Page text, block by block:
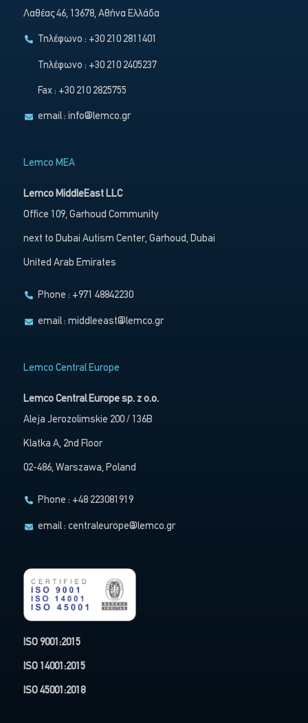
Λαθέας 46, 13678, Αθήνα Ελλάδα
Τηλέφωνο : +30 210 2811401
Τηλέφωνο : +30 210 2405237
Fax : +30 210 2825755
email :info@lemco.gr
Lemco MEA
Lemco MiddleEast LLC
Office 109, Garhoud Community
next to Dubai Autism Center, Garhoud, Dubai
United Arab Emirates
Phone : +971 48842230
email :middleeast@lemco.gr
Lemco Central Europe
Lemco Central Europe sp. z o.o.
Aleja Jerozolimskie 200 / 136B
Klatka A, 2nd Floor
02-486, Warszawa, Poland
Phone : +48 223081919
email :centraleurope@lemco.gr
ISO 9001:2015
ISO 14001:2015
ISO 45001:2018